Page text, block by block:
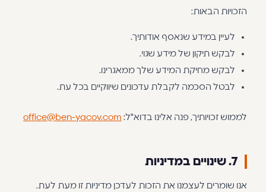
הזכויות הבאות:
לעיין במידע שנאסף אודותיך.
לבקש תיקון של מידע שגוי.
לבקש מחיקת המידע שלך ממאגרינו.
לבטל הסכמה לקבלת עדכונים שיווקיים בכל עת.
לממוש זכויותיך, פנה אלינו בדוא"ל: office@ben-yacov.com
7. שינויים במדיניות
אנו שומרים לעצמנו את הזכות לעדכן מדיניות זו מעת לעת.